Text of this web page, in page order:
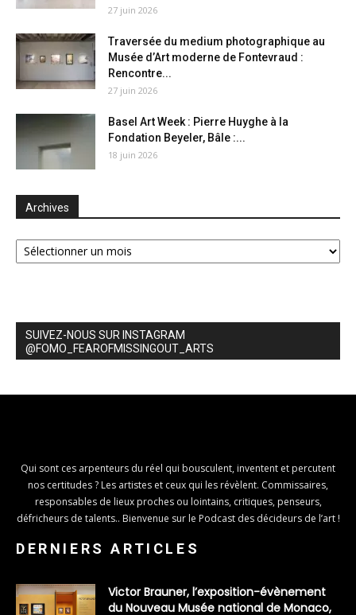
27 juin 2026
Traversée du medium photographique au
Musée d’Art moderne de Fontevraud :
Rencontre...
27 juin 2026
Basel Art Week : Pierre Huyghe à la
Fondation Beyeler, Bâle :...
18 juin 2026
Archives
Archives
SUIVEZ-NOUS SUR INSTAGRAM
@FOMO_FEAROFMISSINGOUT_ARTS
Qui sont ces arpenteurs du réel qui bousculent, inventent et percutent
nos certitudes ? Les artistes et ceux qui les révèlent. Commissaires,
responsables de lieux proches ou lointains, critiques, penseurs,
défricheurs de talents.. Bienvenue sur le Podcast des décideurs de l’art !
DERNIERS ARTICLES
Victor Brauner, l’exposition-évènement
du Nouveau Musée national de Monaco,